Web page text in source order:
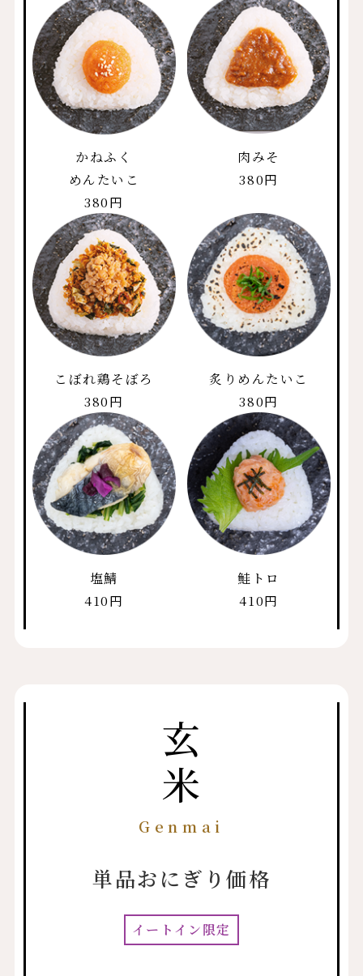
かねふく
めんたいこ
380円
肉みそ
380円
こぼれ鶏そぼろ
380円
炙りめんたいこ
380円
塩鯖
410円
鮭トロ
410円
玄米
Genmai
単品おにぎり価格
イートイン限定